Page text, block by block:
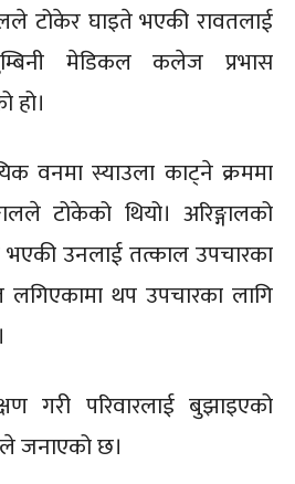
टोकेर घाइते भएकी रावतलाई
मेडिकल कलेज प्रभास
हो।
वनमा स्याउला काट्ने क्रममा
टोकेको थियो। अरिङ्गालको
भएकी उनलाई तत्काल उपचारका
लगिएकामा थप उपचारका लागि
गरी परिवारलाई बुझाइएको
जनाएको छ।